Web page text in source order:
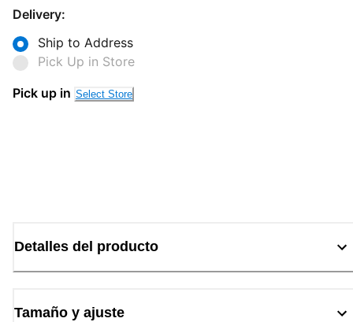
Delivery:
Ship to Address
Pick Up in Store
Pick up in Select Store
Detalles del producto
Tamaño y ajuste